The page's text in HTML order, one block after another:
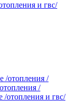
и гвс/
/